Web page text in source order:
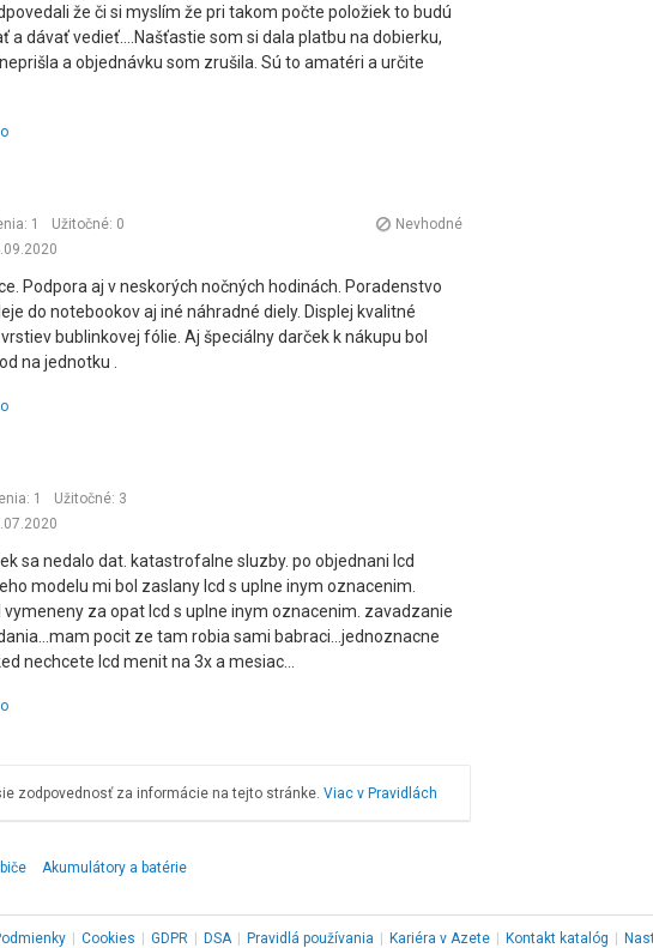
že či si myslím že pri takom počte položiek to budú
a dávať vedieť....Našťastie som si dala platbu na dobierku,
a objednávku som zrušila. Sú to amatéri a určite
1 Užitočné: 0
Nevhodné
Podpora aj v neskorých nočných hodinách. Poradenstvo
do notebookov aj iné náhradné diely. Displej kvalitné
bublinkovej fólie. Aj špeciálny darček k nákupu bol
na jednotku .
1 Užitočné: 3
sa nedalo dat. katastrofalne sluzby. po objednani lcd
modelu mi bol zaslany lcd s uplne inym oznacenim.
vymeneny za opat lcd s uplne inym oznacenim. zavadzanie
pocit ze tam robia sami babraci...jednoznacne
nechcete lcd menit na 3x a mesiac...
zodpovednosť za informácie na tejto stránke. Viac v Pravidlách
Akumulátory a batérie
Cookies GDPR DSA Pravidlá používania Kariéra v Azete Kontakt katalóg